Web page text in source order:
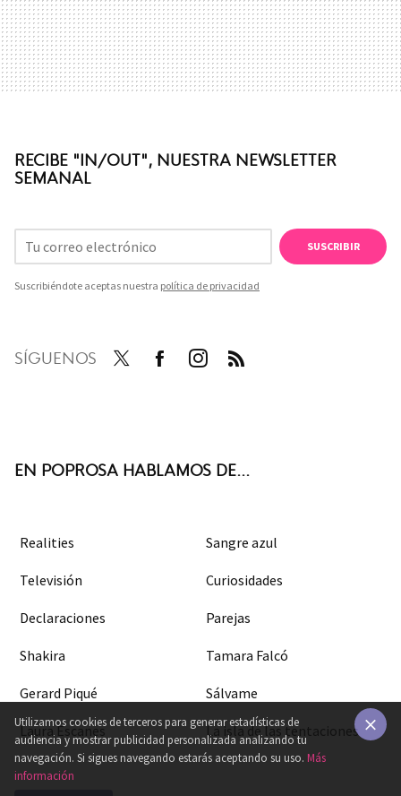
RECIBE "IN/OUT", NUESTRA NEWSLETTER
SEMANAL
SUSCRIBIR
Suscribiéndote aceptas nuestra política de privacidad
SÍGUENOS
EN POPROSA HABLAMOS DE...
Realities Sangre azul
Televisión Curiosidades
Declaraciones Parejas
Shakira Tamara Falcó
Gerard Piqué Sálvame
Laura Escanes La isla de las tentaciones
Utilizamos cookies de terceros para generar estadísticas de
audiencia y mostrar publicidad personalizada analizando tu
navegación. Si sigues navegando estarás aceptando su uso. Más
información